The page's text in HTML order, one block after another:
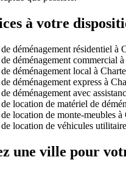
à votre
déménagement résidentiel à
déménagement commercial
déménagement local à
déménagement express à
déménagement avec
location de matériel de
location de monte-meubles à
location de véhicules
une ville pour